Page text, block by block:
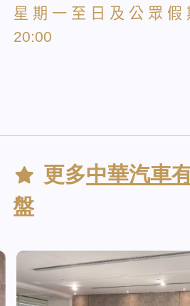
星 期 一 至 日 及 公 眾 假
20:00
更多中華汽車
盤